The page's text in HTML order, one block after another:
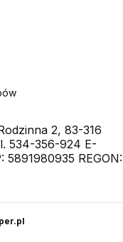
2, 83-316
534-356-924 E-
5891980935 REGON: